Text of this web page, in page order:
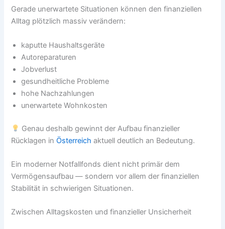
Gerade unerwartete Situationen können den finanziellen
Alltag plötzlich massiv verändern:
kaputte Haushaltsgeräte
Autoreparaturen
Jobverlust
gesundheitliche Probleme
hohe Nachzahlungen
unerwartete Wohnkosten
Genau deshalb gewinnt der Aufbau finanzieller
Rücklagen inÖsterreich aktuell deutlich an Bedeutung.
Ein moderner Notfallfonds dient nicht primär dem
Vermögensaufbau — sondern vor allem der finanziellen
Stabilität in schwierigen Situationen.
Zwischen Alltagskosten und finanzieller Unsicherheit